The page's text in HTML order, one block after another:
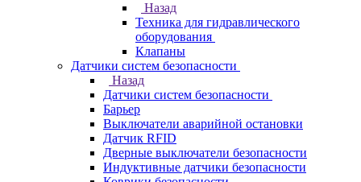
Назад
Техника для гидравлического
оборудования
Клапаны
Датчики систем безопасности
Назад
Датчики систем безопасности
Барьер
Выключатели аварийной остановки
Датчик RFID
Дверные выключатели безопасности
Индуктивные датчики безопасности